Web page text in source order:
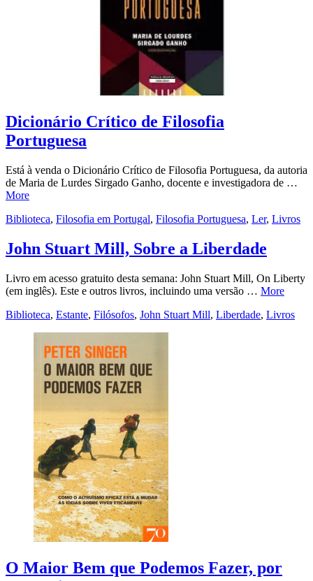
Dicionário Crítico de Filosofia
Portuguesa
Está à venda o Dicionário Crítico de Filosofia Portuguesa, da autoria
de Maria de Lurdes Sirgado Ganho, docente e investigadora de …
More
Biblioteca, Filosofia em Portugal, Filosofia Portuguesa, Ler, Livros
John Stuart Mill, Sobre a Liberdade
Livro em acesso gratuito desta semana: John Stuart Mill, On Liberty
(em inglês). Este e outros livros, incluindo uma versão … More
Biblioteca, Estante, Filósofos, John Stuart Mill, Liberdade, Livros
O Maior Bem que Podemos Fazer, por